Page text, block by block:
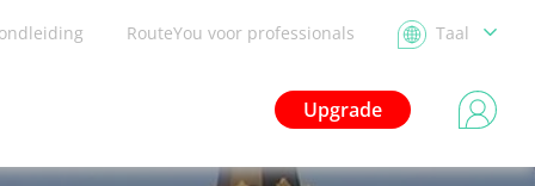
RouteYou voor professionals Taal
Upgrade